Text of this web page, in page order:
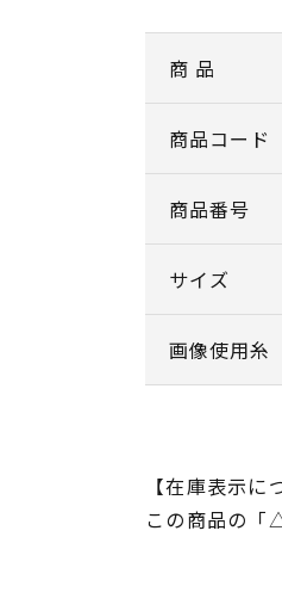
商 品
商品コード
商品番号
サイズ
画像使用糸
【在庫表示に
この商品の「